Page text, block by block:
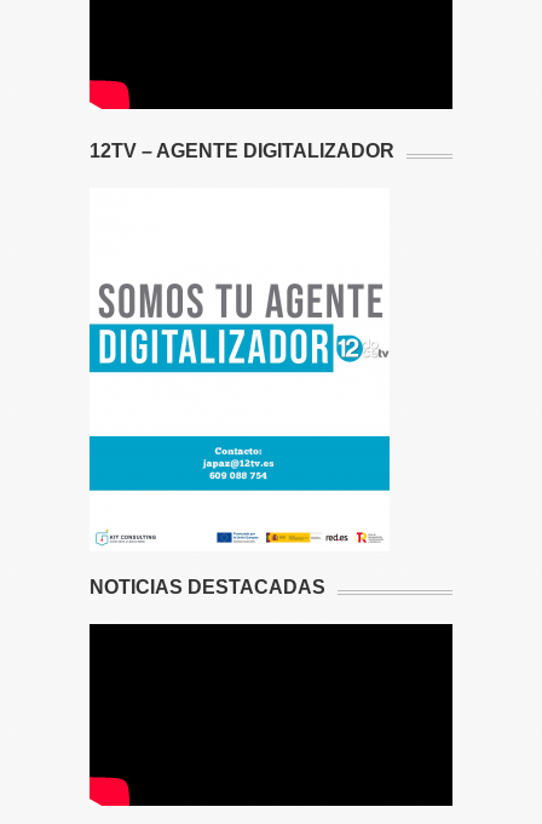
12TV – AGENTE DIGITALIZADOR
NOTICIAS DESTACADAS